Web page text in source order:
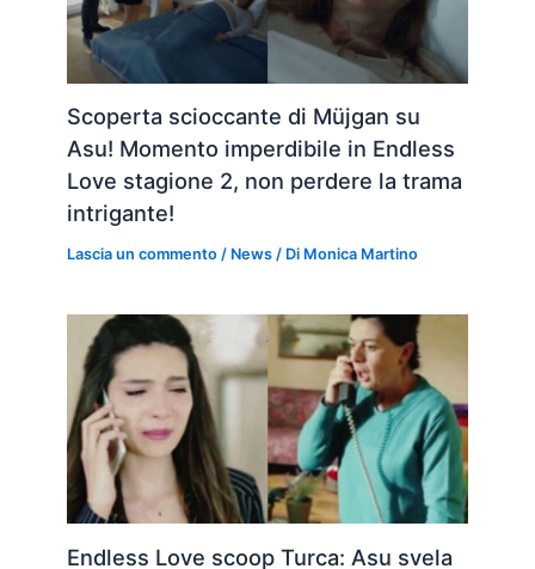
Scoperta scioccante di Müjgan su
Asu! Momento imperdibile in Endless
Love stagione 2, non perdere la trama
intrigante!
Lascia un commento / News / Di Monica Martino
Endless Love scoop Turca: Asu svela